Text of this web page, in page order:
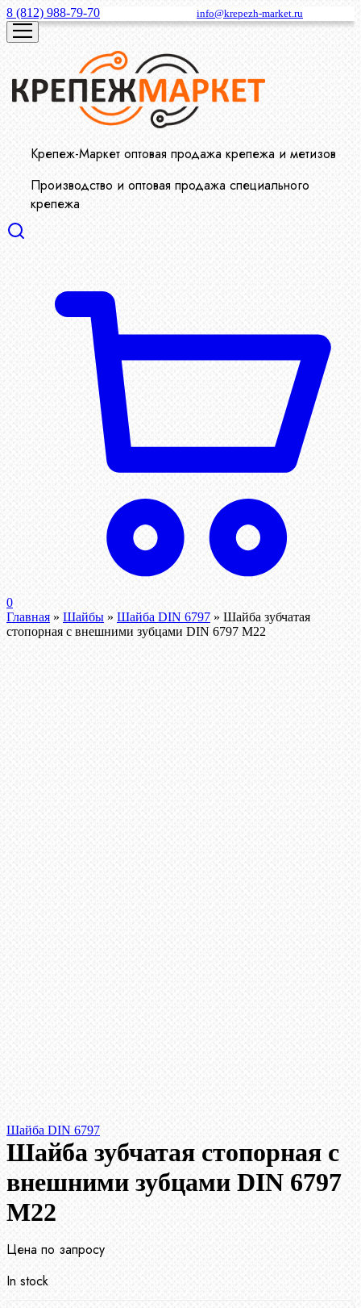
8 (812) 988-79-70 info@krepezh-market.ru
Крепеж-Маркет оптовая продажа крепежа и метизов
Производство и оптовая продажа специального
крепежа
0
Главная » Шайбы » Шайба DIN 6797 » Шайба зубчатая
стопорная с внешними зубцами DIN 6797 М22
Шайба DIN 6797
Шайба зубчатая стопорная с
внешними зубцами DIN 6797
М22
Цена по запросу
In stock